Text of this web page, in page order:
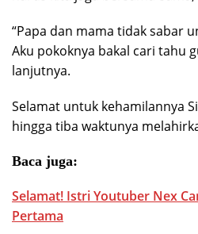
“Papa dan mama tidak sabar
Aku pokoknya bakal cari tahu
lanjutnya.
Selamat untuk kehamilannya
hingga tiba waktunya
Baca juga:
Selamat! Istri Youtuber Nex
Pertama